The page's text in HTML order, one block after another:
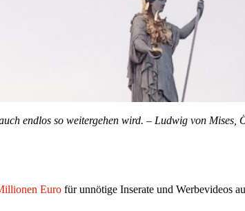
endlos so weitergehen wird. – Ludwig von Mises,
Euro für unnötige Inserate und Werbevideos